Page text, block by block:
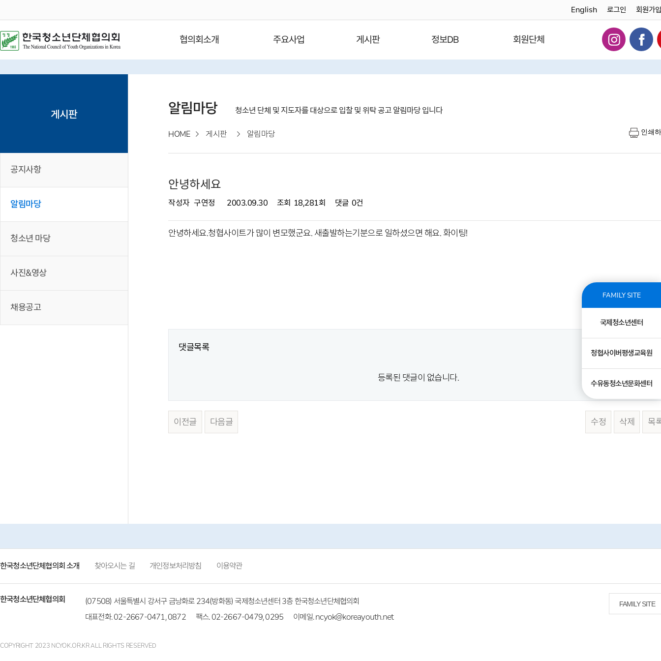
English 로그인 회원가입
협의회소개 주요사업 게시판 정보DB 회원단체
FAMILY SITE
국제청소년센터
청협사이버평생교육원
수유동청소년문화센터
게시판
공지사항
알림마당
청소년 마당
사진&영상
채용공고
알림마당 청소년 단체 및 지도자를 대상으로 입찰 및 위탁 공고 알림마당 입니다
HOME 게시판 알림마당 인쇄
안녕하세요
작성자 구연정 2003.09.30 조회 18,281회 댓글 0건
안녕하세요.청협사이트가 많이 변모했군요. 새출발하는기분으로 일하셨으면 해요. 화이팅!
댓글목록
등록된 댓글이 없습니다.
이전글 다음글 수정 삭제 목
한국청소년단체협의회 소개 찾아오시는 길 개인정보처리방침 이용약관
FAMILY SITE
한국청소년단체협의회
(07508) 서울특별시 강서구 금낭화로 234(방화동) 국제청소년센터 3층 한국청소년단체협의회
대표전화. 02-2667-0471, 0872
팩스. 02-2667-0479, 0295 이메일. ncyok@koreayouth.net
COPYRIGHT 2023 NCYOK.OR.KR ALL RIGHTS RESERVED